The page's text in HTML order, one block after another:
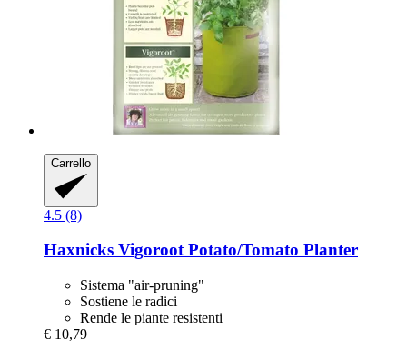
Carrello
4.5 (8)
Haxnicks Vigoroot Potato/Tomato Planter
Sistema "air-pruning"
Sostiene le radici
Rende le piante resistenti
€ 10,79